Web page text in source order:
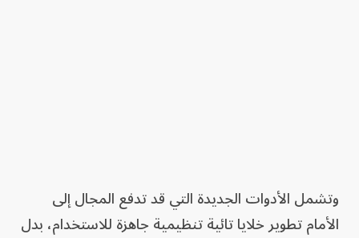
وتشمل الأدوات الجديدة التي قد تدفع المجال إلى
الأمام تطوير خلايا تائية تنظيمية جاهزة للاستخدام، بدل